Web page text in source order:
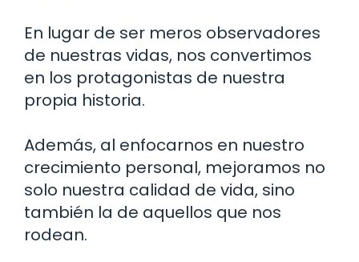
En lugar de ser meros observadores
de nuestras vidas, nos convertimos
en los protagonistas de nuestra
propia historia.
Además, al enfocarnos en nuestro
crecimiento personal, mejoramos no
solo nuestra calidad de vida, sino
también la de aquellos que nos
rodean.